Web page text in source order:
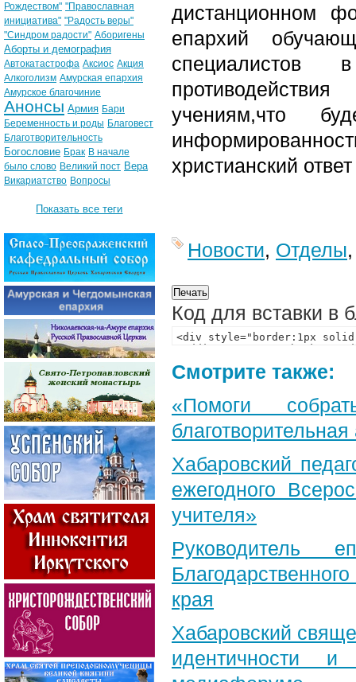
дистанционном
епархий
специалистов
учениям,что
христианский
Новости, Отделы
Код для вставки в
Смотрите также:
«Помоги
Хабаровский
ежегодного
учителя»
Руководитель
края
Хабаровский
идентичности
Рождеством" "Православная
инициатива" "Радость веры"
"Синдром радости" Аборигены
Аборты и демография
Автокатастрофа Аксиос Акция
Алкоголизм Амурская епархия
Амурское благочиние
Анонсы Армия Бари
Беременность и роды Благовест
Благотворительность
Богословие Брак В начале
было слово Великий пост Вера
Викариатство Вопросы
Показать все теги